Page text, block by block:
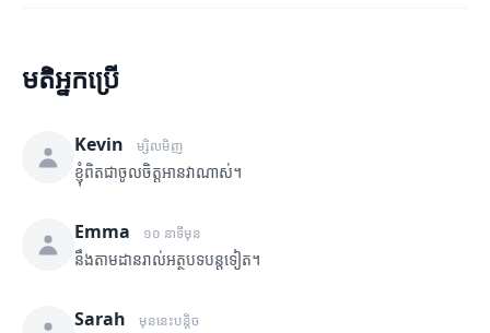
មតិអ្នកប្រើ
Kevin ម្សិលមិញ
ខ្ញុំពិតជាចូលចិត្តអានវាណាស់។
Emma ១០ នាទីមុន
នឹងតាមដានរាល់អត្ថបទបន្តទៀត។
Sarah មុននេះបន្តិច